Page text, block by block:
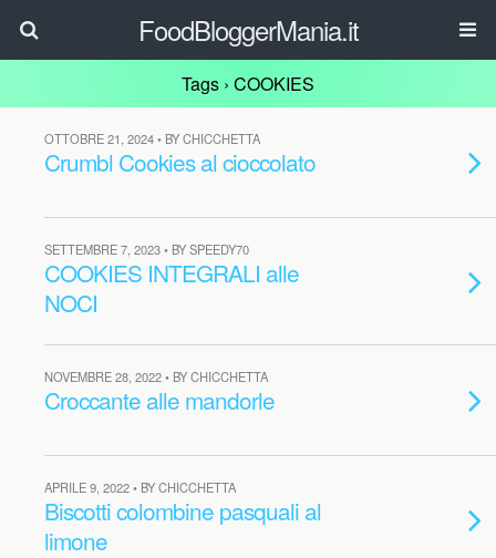
FoodBloggerMania.it
Tags › COOKIES
OTTOBRE 21, 2024 • BY CHICCHETTA
Crumbl Cookies al cioccolato
SETTEMBRE 7, 2023 • BY SPEEDY70
COOKIES INTEGRALI alle
NOCI
NOVEMBRE 28, 2022 • BY CHICCHETTA
Croccante alle mandorle
APRILE 9, 2022 • BY CHICCHETTA
Biscotti colombine pasquali al
limone